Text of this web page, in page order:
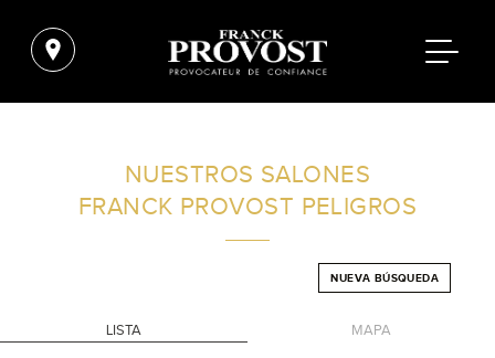
FILTROS AVANZADOS
NUESTROS SALONES
FRANCK PROVOST PELIGROS
NUEVA BÚSQUEDA
LISTA MAPA